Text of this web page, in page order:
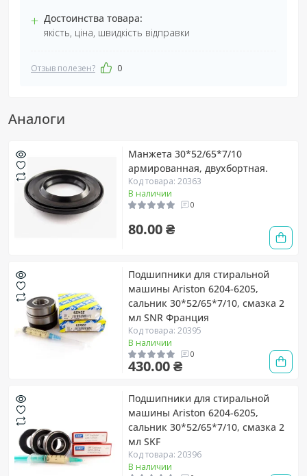
+ Достоинства товара:
якість, ціна, швидкість відправки
Отзыв полезен? 0
Аналоги
Манжета 30*52/65*7/10
армированная, двухбортная.
Код товара: 20363
В наличии
0
80.00 ₴
Подшипники для стиральной
машины Ariston 6204-6205,
сальник 30*52/65*7/10, смазка 2
мл SNR Франция
Код товара: 20395
В наличии
0
430.00 ₴
Подшипники для стиральной
машины Ariston 6204-6205,
сальник 30*52/65*7/10, смазка 2
мл SKF
Код товара: 20396
В наличии